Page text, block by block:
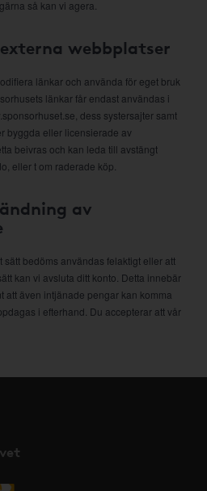
så kan vi agera.
webbplatser
länkar och använda för eget bruk
länkar får endast användas i
dess systersajter samt
byggda eller licensierade av
beivras och kan leda till avstängt
eller t om raderade köp.
av
sätt bedöms användas felaktigt eller att
kan vi avsluta ditt konto. Detta innebär
att även intjänade pengar kan komma
i efterhand. Du accepterar att vår